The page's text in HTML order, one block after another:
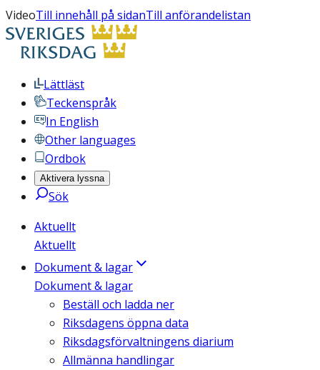
VideoTill innehåll på sidanTill anförandelistan
Lättläst
Teckenspråk
In English
Other languages
Ordbok
Aktivera lyssna
Sök
Aktuellt
Aktuellt
Dokument & lagar
Dokument & lagar
Beställ och ladda ner
Riksdagens öppna data
Riksdagsförvaltningens diarium
Allmänna handlingar